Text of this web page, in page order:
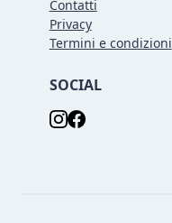
Contatti
Privacy
Termini e condizioni
SOCIAL